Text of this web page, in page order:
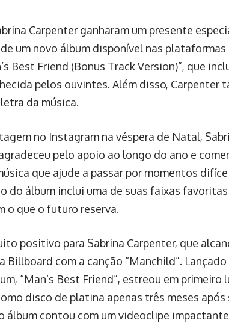
Carpenter ganharam um presente
um novo álbum disponível nas
Best Friend (Bonus Track Version)”, que
pelos ouvintes. Além disso, Carpenter
da música.
no Instagram na véspera de Natal,
pelo apoio ao longo do ano e
que ajude a passar por momentos
do álbum inclui uma de suas faixas
o que o futuro reserva.
positivo para Sabrina Carpenter, que
Billboard com a canção “Manchild”.
“Man’s Best Friend”, estreou em
disco de platina apenas três meses após
álbum contou com um videoclipe impactante